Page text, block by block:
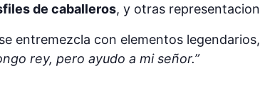
de caballeros, y otras
entremezcla con elementos
rey, pero ayudo a mi señor.”